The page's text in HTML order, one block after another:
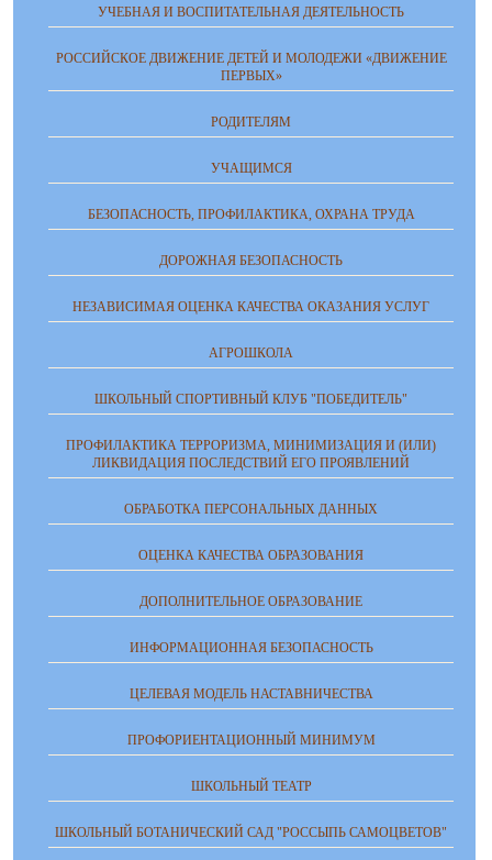
УЧЕБНАЯ И ВОСПИТАТЕЛЬНАЯ ДЕЯТЕЛЬНОСТЬ
РОССИЙСКОЕ ДВИЖЕНИЕ ДЕТЕЙ И МОЛОДЕЖИ «ДВИЖЕНИЕ
ПЕРВЫХ»
РОДИТЕЛЯМ
УЧАЩИМСЯ
БЕЗОПАСНОСТЬ, ПРОФИЛАКТИКА, ОХРАНА ТРУДА
ДОРОЖНАЯ БЕЗОПАСНОСТЬ
НЕЗАВИСИМАЯ ОЦЕНКА КАЧЕСТВА ОКАЗАНИЯ УСЛУГ
АГРОШКОЛА
ШКОЛЬНЫЙ СПОРТИВНЫЙ КЛУБ "ПОБЕДИТЕЛЬ"
ПРОФИЛАКТИКА ТЕРРОРИЗМА, МИНИМИЗАЦИЯ И (ИЛИ)
ЛИКВИДАЦИЯ ПОСЛЕДСТВИЙ ЕГО ПРОЯВЛЕНИЙ
ОБРАБОТКА ПЕРСОНАЛЬНЫХ ДАННЫХ
ОЦЕНКА КАЧЕСТВА ОБРАЗОВАНИЯ
ДОПОЛНИТЕЛЬНОЕ ОБРАЗОВАНИЕ
ИНФОРМАЦИОННАЯ БЕЗОПАСНОСТЬ
ЦЕЛЕВАЯ МОДЕЛЬ НАСТАВНИЧЕСТВА
ПРОФОРИЕНТАЦИОННЫЙ МИНИМУМ
ШКОЛЬНЫЙ ТЕАТР
ШКОЛЬНЫЙ БОТАНИЧЕСКИЙ САД "РОССЫПЬ САМОЦВЕТОВ"